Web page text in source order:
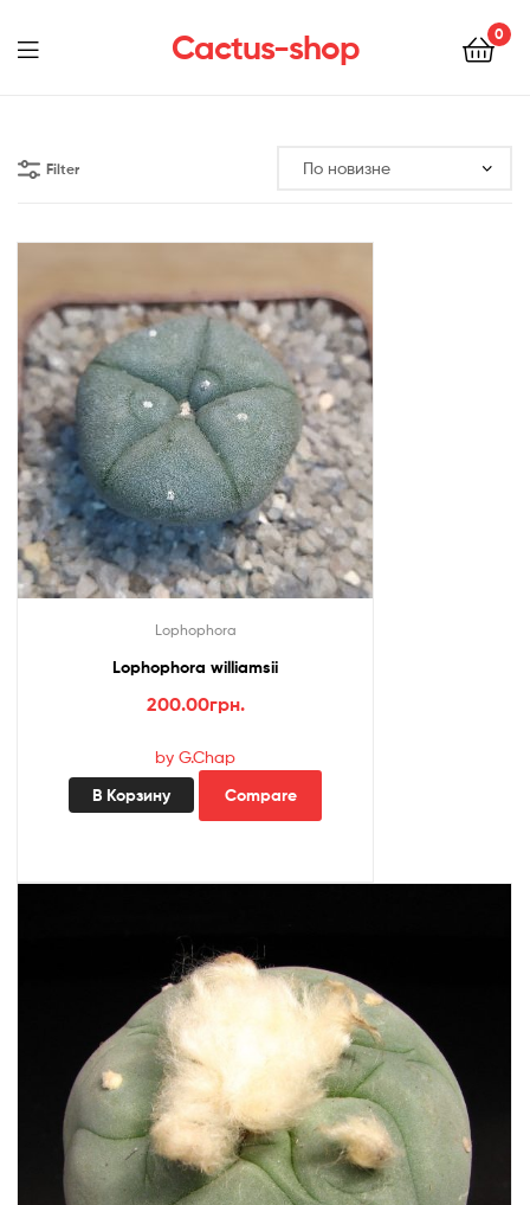
Cactus-shop 0
Menu
Filter
Lophophora
Lophophora williamsii
200.00грн.
by G.Chap
В Корзину Compare